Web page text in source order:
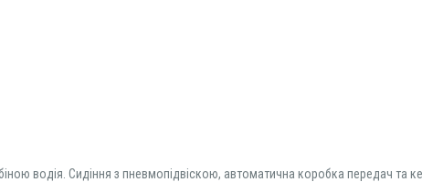
водія. Сидіння з пневмопідвіскою, автоматична коробка передач та